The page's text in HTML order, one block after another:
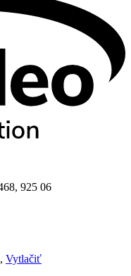
925 06
, Vytlačiť